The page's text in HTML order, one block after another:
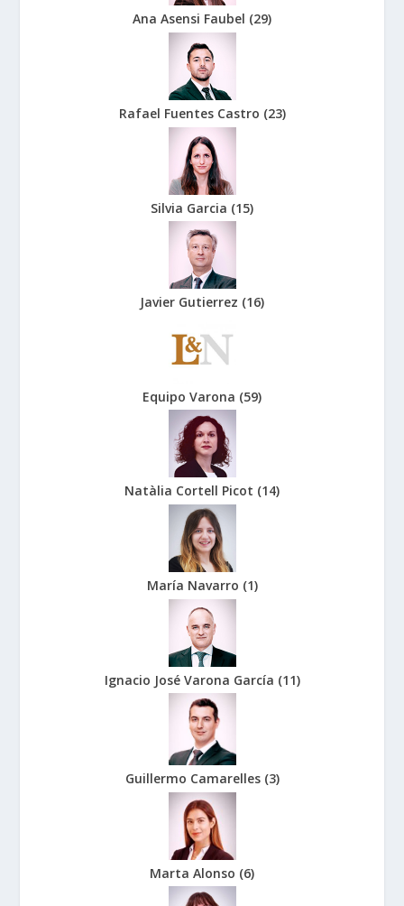
Ana Asensi Faubel (29)
Rafael Fuentes Castro (23)
Silvia Garcia (15)
Javier Gutierrez (16)
Equipo Varona (59)
Natàlia Cortell Picot (14)
María Navarro (1)
Ignacio José Varona García (11)
Guillermo Camarelles (3)
Marta Alonso (6)